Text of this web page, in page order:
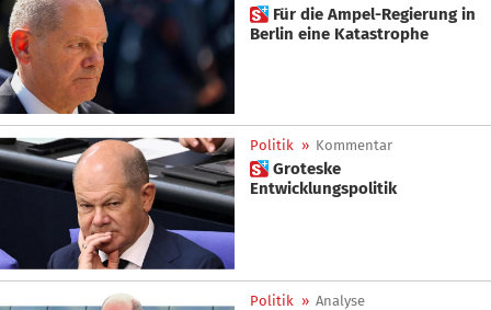
 Für die Ampel-Regierung in
Berlin eine Katastrophe
Politik » Kommentar
 Groteske
Entwicklungspolitik
Politik » Analyse